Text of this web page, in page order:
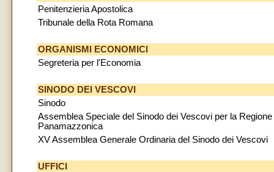
Penitenzieria Apostolica
Tribunale della Rota Romana
ORGANISMI ECONOMICI
Segreteria per l'Economia
SINODO DEI VESCOVI
Sinodo
Assemblea Speciale del Sinodo dei Vescovi per la Regione
Panamazzonica
XV Assemblea Generale Ordinaria del Sinodo dei Vescovi
UFFICI